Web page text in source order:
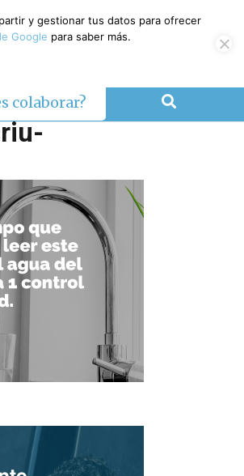
colaborar?
y gestionar tus datos para ofrecer
Google para saber más.